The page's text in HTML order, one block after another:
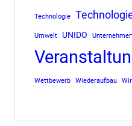
Technologie
Umwelt UNIDO
Wettbewerb Wiederaufbau